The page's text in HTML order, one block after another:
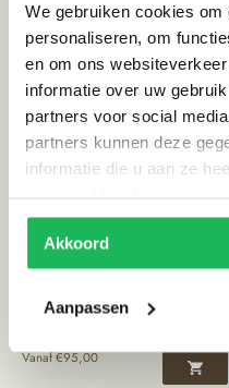
We gebruiken cookies
personaliseren, om
en om ons
informatie over uw
partners voor social
partners kunnen deze
informatie die u aan ze
Akkoord
Aanpassen
€109,00
Tamegroute tripod pot | groen
Vanaf€95,00